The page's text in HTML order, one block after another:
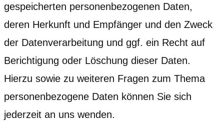
gespeicherten personenbezogenen Daten,
deren Herkunft und Empfänger und den Zweck
der Datenverarbeitung und ggf. ein Recht auf
Berichtigung oder Löschung dieser Daten.
Hierzu sowie zu weiteren Fragen zum Thema
personenbezogene Daten können Sie sich
jederzeit an uns wenden.